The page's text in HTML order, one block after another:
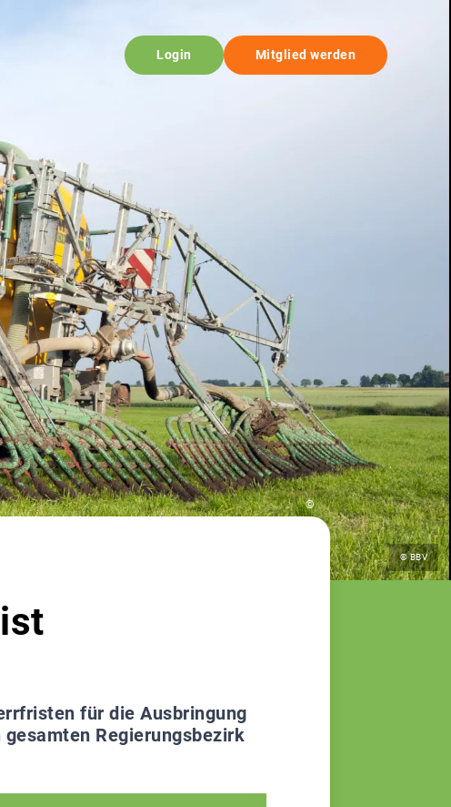
Login Mitglied werden
© BBV
©
für die Ausbringung
Regierungsbezirk